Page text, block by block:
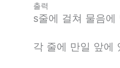
출력
s줄에 걸쳐 물음에
각 줄에 만일 앞에